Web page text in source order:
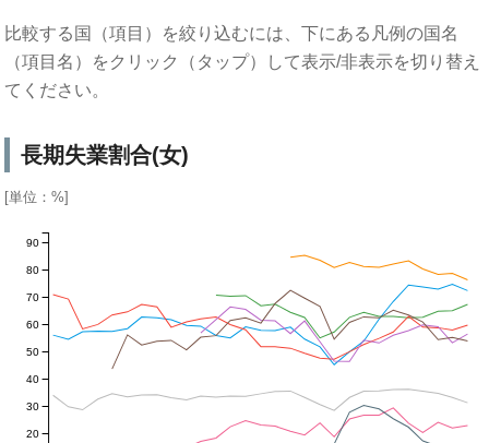
比較する国（項目）を絞り込むには、下にある凡例の国名
（項目名）をクリック（タップ）して表示/非表示を切り替え
てください。
長期失業割合(女)
[単位：%]
20
30
40
50
60
70
80
90